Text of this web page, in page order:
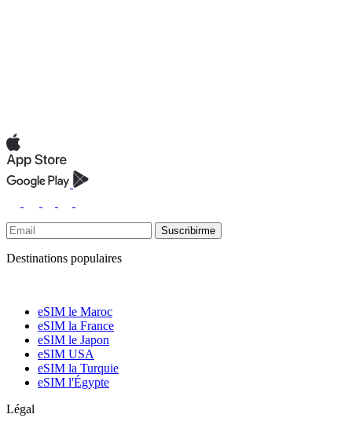
Suscribirme
Destinations populaires
eSIM le Maroc
eSIM la France
eSIM le Japon
eSIM USA
eSIM la Turquie
eSIM l'Égypte
Légal